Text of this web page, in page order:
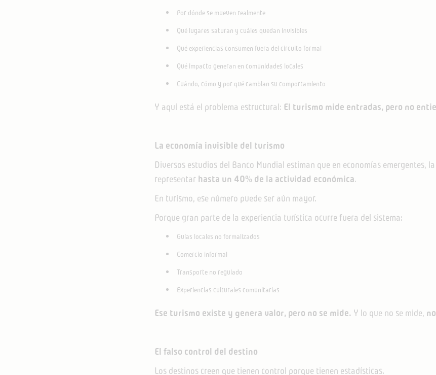
Por dónde se mueven realmente
Qué lugares saturan y cuáles quedan invisibles
Qué experiencias consumen fuera del circuito formal
Qué impacto generan en comunidades locales
Cuándo, cómo y por qué cambian su comportamiento
Y aquí está el problema estructural: El turismo mide entradas, pero no
La economía invisible del turismo
Diversos estudios del Banco Mundial estiman que en economías emergentes,
representar hasta un 40% de la actividad económica.
En turismo, ese número puede ser aún mayor.
Porque gran parte de la experiencia turística ocurre fuera del sistema:
Guías locales no formalizados
Comercio informal
Transporte no regulado
Experiencias culturales comunitarias
Ese turismo existe y genera valor, pero no se mide. Y lo que no se mide,
El falso control del destino
Los destinos creen que tienen control porque tienen estadísticas.